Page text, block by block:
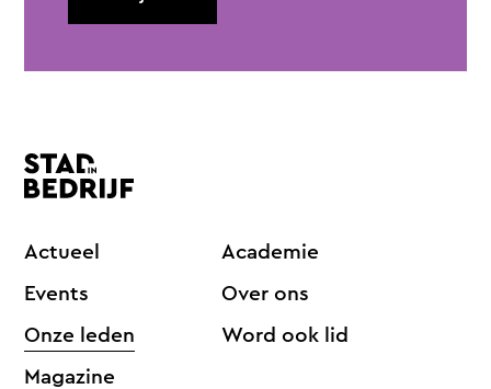
Actueel
Events
Onze leden
Magazine
Academie
Over ons
Word ook lid